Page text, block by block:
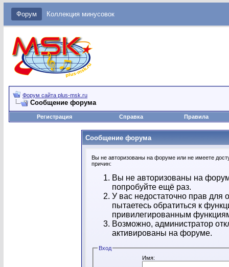
Форум Коллекция минусовок
Форум сайта plus-msk.ru
Сообщение форума
Регистрация Справка Правила
Сообщение форума
Вы не авторизованы на форуме или не имеете
причин:
Вы не авторизованы на
попробуйте ещё раз.
У вас недостаточно прав
пытаетесь обратиться к
привилегированным
Возможно, администратор
активированы на форуме.
Вход
Имя: